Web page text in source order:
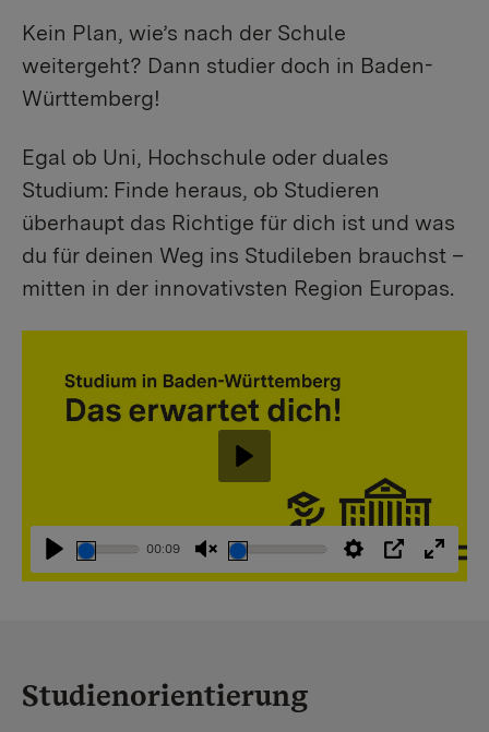
Kein Plan, wie’s nach der Schule
weitergeht? Dann studier doch in Baden-
Württemberg!
Egal ob Uni, Hochschule oder duales
Studium: Finde heraus, ob Studieren
überhaupt das Richtige für dich ist und was
du für deinen Weg ins Studileben brauchst –
mitten in der innovativsten Region Europas.
Abspielen
00:09
StummschaltungEinstellungen
PIP
Abspielen
Studienorientierung